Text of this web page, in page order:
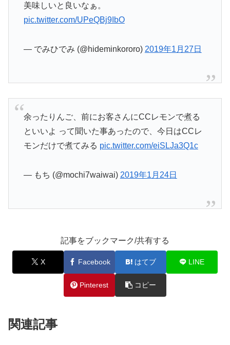
美味しいと良いなぁ。
pic.twitter.com/UPeQBj9IbO
— でみひでみ (@hideminkororo) 2019年1月27日
余ったりんご、前にお客さんにCCレモンで煮る
といいよ って聞いた事あったので、今日はCCレ
モンだけで煮てみる pic.twitter.com/eiSLJa3Q1c
— もち (@mochi7waiwai) 2019年1月24日
記事をブックマーク/共有する
X Facebook はてブ LINE
Pinterest コピー
関連記事